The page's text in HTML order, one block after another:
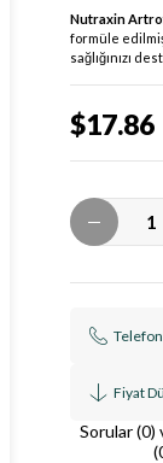
Nutraxin
formüle
sağlığınızı
$17.86
Fiyat
Sorular (0)